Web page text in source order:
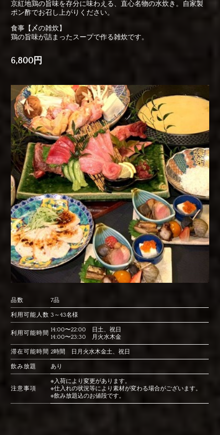
京紅地鶏の旨味を存分に味わえる、直心名物の水炊き。自家製
ポン酢でお召し上がりください。
食事【〆の雑炊】
鶏の旨味が詰まったスープで作る雑炊です。
6,800円
品数 7品
利用可能人数 3～43名様
利用可能時間
14:00〜22:00 日土、祝日
14:00〜23:30 月火水木金
滞在可能時間 2時間 日月火水木金土、祝日
飲み放題 あり
注意事項
※入荷により変更があります。
※仕入れの状況等により素材が変わる場合がございます。
※飲み放題込のお値段です。